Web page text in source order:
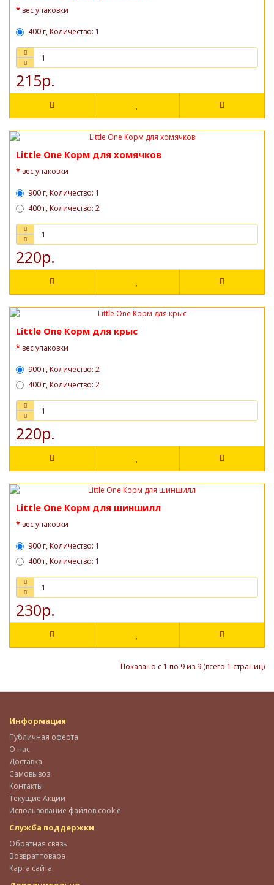
вес упаковки
400 г, Количество: 1
215р.
Little One Корм для хомячков
вес упаковки
900 г, Количество: 1
400 г, Количество: 2
220р.
Little One Корм для крыс
вес упаковки
900 г, Количество: 2
400 г, Количество: 2
220р.
Little One Корм для шиншилл
вес упаковки
900 г, Количество: 1
400 г, Количество: 1
230р.
Показано с 1 по 9 из 9 (всего 1 страниц)
Информация
Публичная оферта
О нас
Доставка
Самовывоз
Контакты
Текущие Акции
Использование файлов cookie
Служба поддержки
Обратная связь
Возврат товара
Карта сайта